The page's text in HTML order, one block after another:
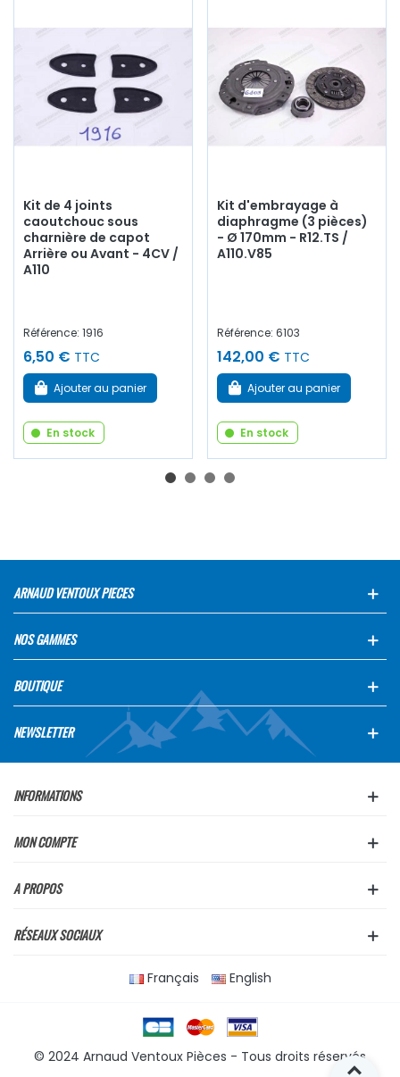
Kit de 4 joints
caoutchouc sous
charnière de capot
Arrière ou Avant - 4CV /
A110
Référence: 1916
6,50 € TTC
Ajouter au panier
En stock
Kit d'embrayage à
diaphragme (3 pièces)
- Ø 170mm - R12.TS /
A110.V85
Référence: 6103
142,00 € TTC
Ajouter au panier
En stock
ARNAUD VENTOUX PIECES
NOS GAMMES
BOUTIQUE
NEWSLETTER
INFORMATIONS
MON COMPTE
A PROPOS
RÉSEAUX SOCIAUX
Français English
© 2024 Arnaud Ventoux Pièces - Tous droits réservés